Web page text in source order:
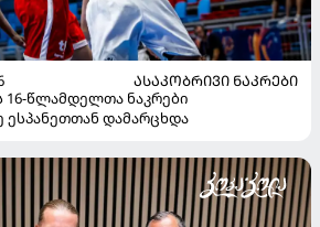
ᲐᲡᲐᲙᲝᲑᲠᲘᲕᲘ ᲜᲐᲙᲠᲔᲑᲘ
წლამდელთა ნაკრები
ესპანეთთან დამარცხდა